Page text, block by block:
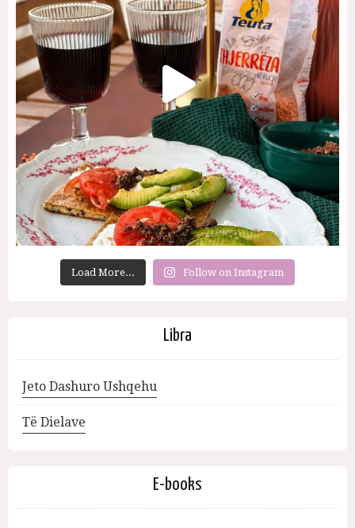
Load More... Follow on Instagram
Libra
Jeto Dashuro Ushqehu
Të Dielave
E-books